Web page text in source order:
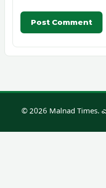
© 2026 Malnad Times.